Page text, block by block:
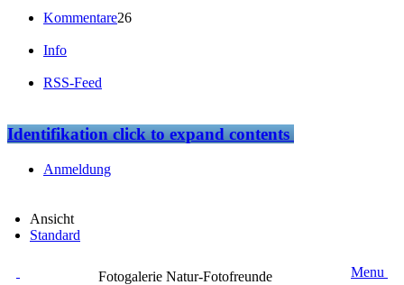
Kommentare26
Info
RSS-Feed
Identifikationclick to expand contents
Anmeldung
Ansicht
Standard
Fotogalerie Natur-Fotofreunde Menu